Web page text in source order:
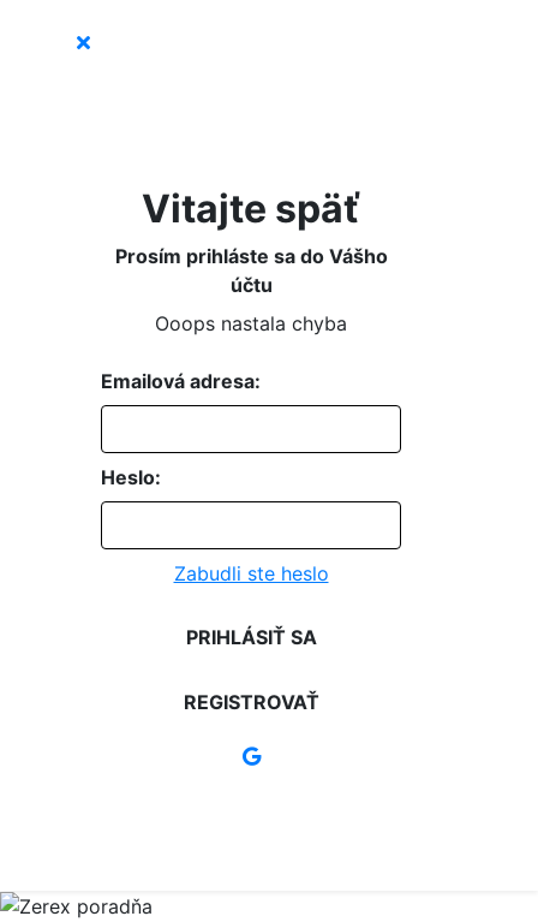
Vitajte späť
Prosím prihláste sa do Vášho
účtu
Ooops nastala chyba
Emailová adresa:
Heslo:
Zabudli ste heslo
PRIHLÁSIŤ SA
REGISTROVAŤ